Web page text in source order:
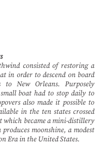
consisted of restoring a
in order to descend on board
to New Orleans. Purposely
boat had to stop daily to
also made it possible to
in the ten states crossed
which became a mini-distillery
moonshine, a modest
Era in the United States.